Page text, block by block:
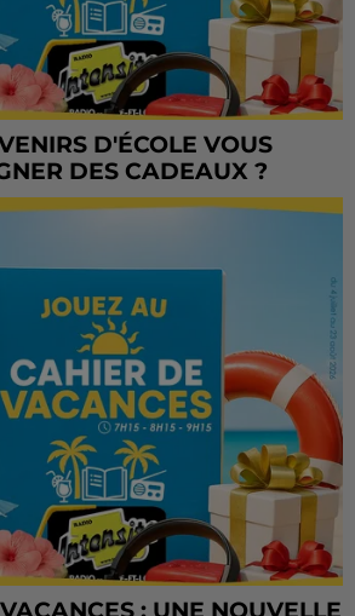
D'ÉCOLE VOUS
DES CADEAUX ?